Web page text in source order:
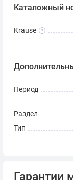
Каталожный
Krause
Период
Раздел
Тип
Гарантии